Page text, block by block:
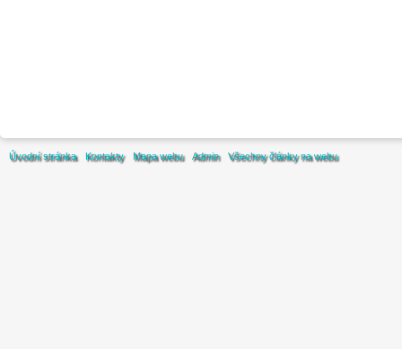
Úvodní stránka Kontakty Mapa webu Admin Všechny články na webu